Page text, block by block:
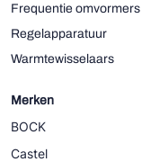
Frequentie omvormers
Regelapparatuur
Warmtewisselaars
Merken
BOCK
Castel